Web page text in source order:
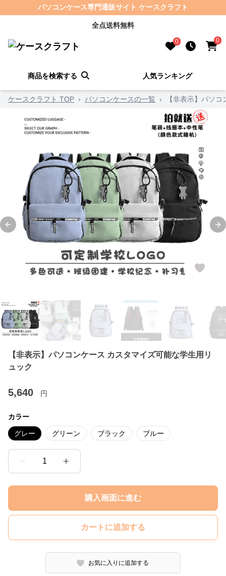
パソコンケース専門通販サイト ケースクラフト
全点送料無料
0 0
商品を検索する 人気ランキング
ケースクラフト TOP › パソコンケースの一覧 › 【非表示】パソ
Previous slide
【非表示】パソコンケース カスタマイズ可能な学生用リ
ュック
5,640 円
カラー
グレー グリーン ブラック ブルー
1
購入画面に進む
カートに追加する
お気に入りに追加する